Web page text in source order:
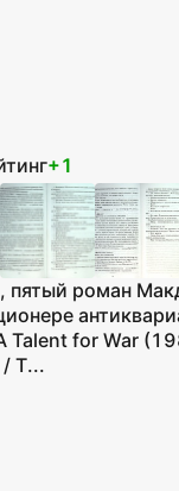
+1
роман
Talent for War
T...